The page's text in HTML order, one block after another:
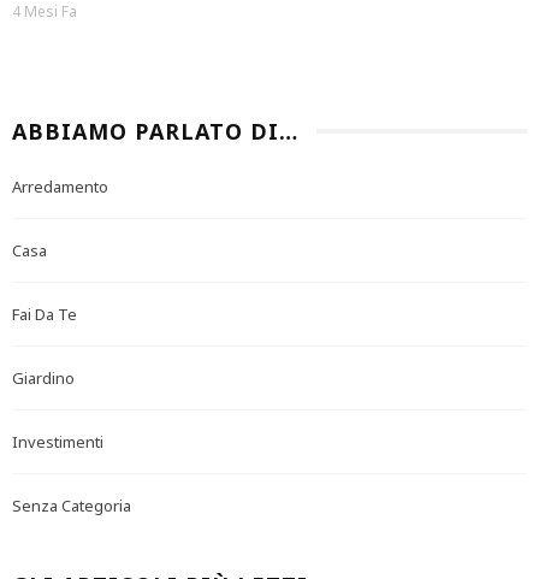
4 Mesi Fa
ABBIAMO PARLATO DI…
Arredamento
Casa
Fai Da Te
Giardino
Investimenti
Senza Categoria